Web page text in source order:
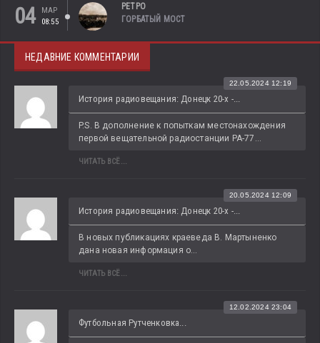
04
МАР
08:55
РЕТРО
ГОРБАТЫЙ МОСТ
НЕДАВНИЕ КОММЕНТАРИИ
История радиовещания: Донецк 20-х -...
22.05.2024 12:19
P.S. В дополнение к попыткам местонахождения
первой вещательной радиостанции РА-77...
ЧИТАТЬ ВСЁ...
История радиовещания: Донецк 20-х -...
20.05.2024 12:09
В новых публикациях краеведа В. Мартыненко
дана новая информация о...
ЧИТАТЬ ВСЁ...
Футбольная Рутченковка...
12.02.2024 23:04